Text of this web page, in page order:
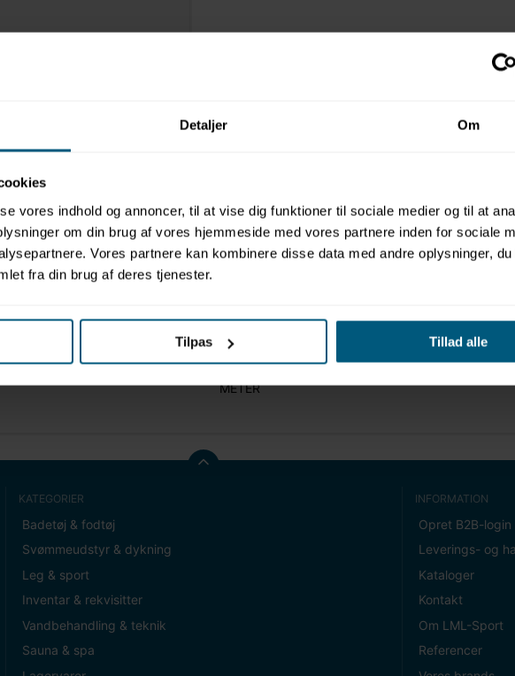
Detaljer Om
vores indhold og annoncer, til at vise dig funktioner til sociale medier og til at
om din brug af vores hjemmeside med vores partnere inden for sociale
Vores partnere kan kombinere disse data med andre oplysninger,
fra din brug af deres tjenester.
Tilpas Tillad alle
(gram)
0,00
METER
KATEGORIER
Badetøj & fodtøj
Svømmeudstyr & dykning
Leg & sport
Inventar & rekvisitter
Vandbehandling & teknik
Sauna & spa
INFORMATION
Opret B2B-login
Leverings- og
Kataloger
Kontakt
Om LML-Sport
Referencer